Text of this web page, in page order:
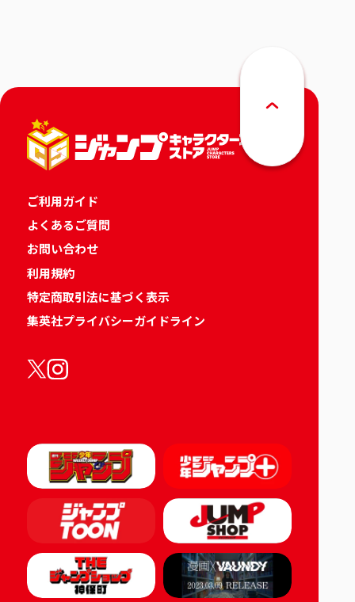
ご利用ガイド
よくあるご質問
お問い合わせ
利用規約
特定商取引法に基づく表示
集英社プライバシーガイドライン